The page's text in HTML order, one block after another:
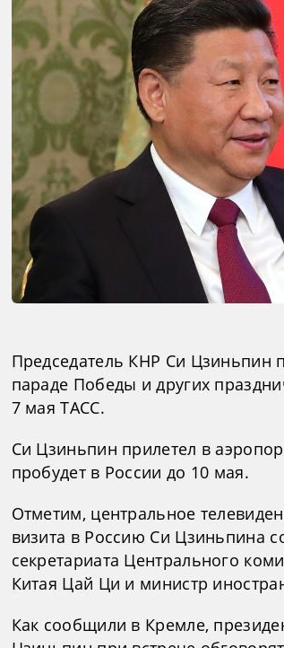
Председатель КНР Си Цзиньпин
параде Победы и других
7 мая ТАСС.
Си Цзиньпин прилетел в
пробудет в России до 10 мая.
Отметим, центральное
визита в Россию Си Цзиньпина
секретариата Центрального
Китая Цай Ци и министр
Как сообщили в Кремле,